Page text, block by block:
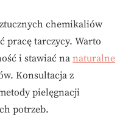
chemikaliów
pracę tarczycy. Warto
i stawiać na naturalne
Konsultacja z
pielęgnacji
potrzeb.